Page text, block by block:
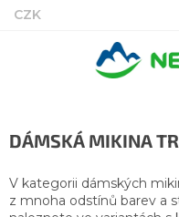
Přejít
CZK
DÁMSKÁ MIKINA
V kategorii dámských
z mnoha odstínů barev a